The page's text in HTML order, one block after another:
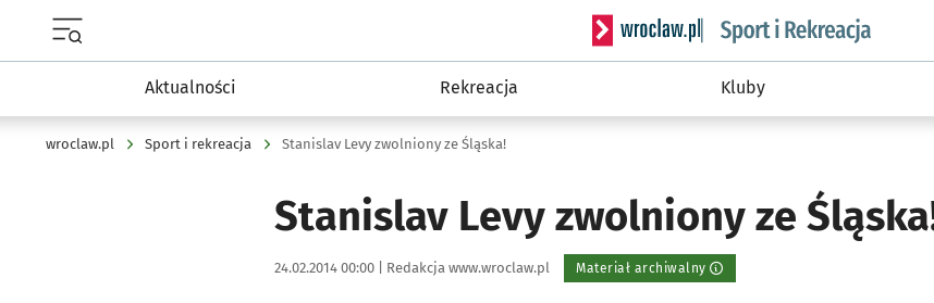
Serwis informacyjny wroclaw.pl podserwis:
Aktualności Rekreacja Kluby
wroclaw.pl Sport i rekreacja Stanislav Levy zwolniony ze Śląska!
Stanislav Levy zwolniony ze
Data publikacji:
24.02.2014 00:00 | Autor:
Redakcja www.wroclaw.pl Materiał archiwalny